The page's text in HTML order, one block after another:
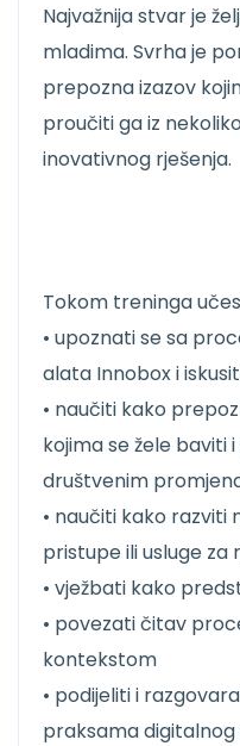
Najvažnija stvar je
mladima. Svrha je
prepozna izazov
proučiti ga iz
inovativnog rješenja.
Tokom treninga
• upoznati se sa
alata Innobox i
• naučiti kako
kojima se žele baviti
društvenim
• naučiti kako
pristupe ili usluge za
• vježbati kako
• povezati čitav
kontekstom
• podijeliti i
praksama